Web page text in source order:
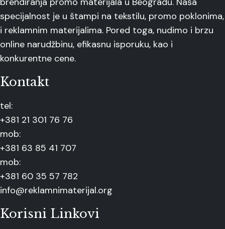
specijalnost je u štampi na tekstilu, promo poklonima,
i reklamnim materijalima. Pored toga, nudimo i brzu
online narudžbinu, efikasnu isporuku, kao i
konkurentne cene.
Kontakt
tel:
+381 21 301 76 76
mob:
+381 63 85 41 707
mob:
+381 60 35 57 782
info@reklamnimaterijal.org
Korisni Linkovi